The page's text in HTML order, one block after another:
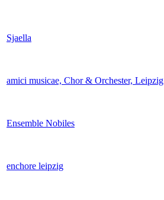
Sjaella
amici musicae, Chor & Orchester, Leipzig
Ensemble Nobiles
enchore leipzig